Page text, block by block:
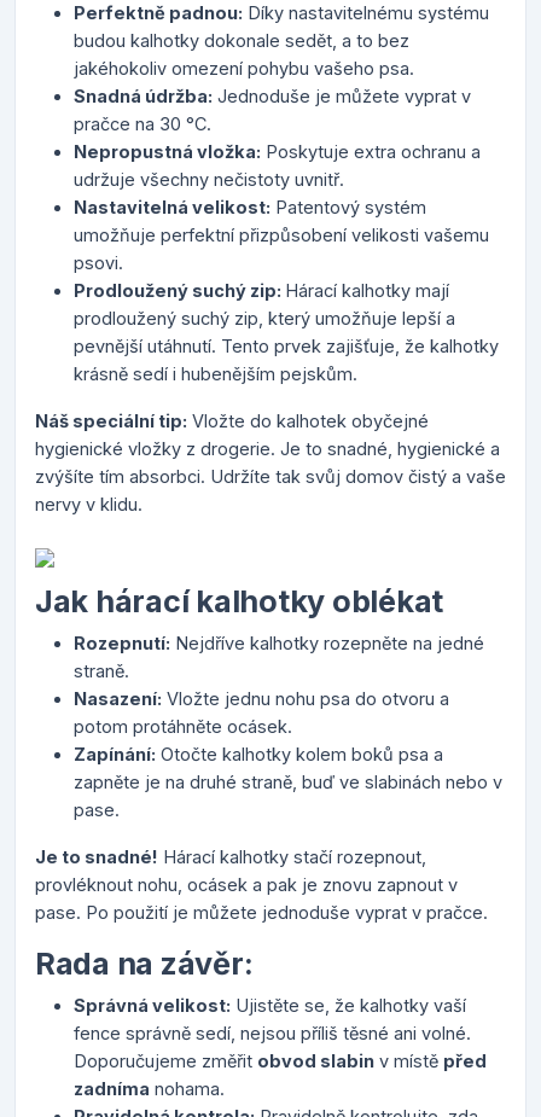
Perfektně padnou: Díky nastavitelnému systému
budou kalhotky dokonale sedět, a to bez
jakéhokoliv omezení pohybu vašeho psa.
Snadná údržba: Jednoduše je můžete vyprat v
pračce na 30 °C.
Nepropustná vložka: Poskytuje extra ochranu a
udržuje všechny nečistoty uvnitř.
Nastavitelná velikost: Patentový systém
umožňuje perfektní přizpůsobení velikosti vašemu
psovi.
Prodloužený suchý zip: Hárací kalhotky mají
prodloužený suchý zip, který umožňuje lepší a
pevnější utáhnutí. Tento prvek zajišťuje, že kalhotky
krásně sedí i hubenějším pejskům.
Náš speciální tip: Vložte do kalhotek obyčejné
hygienické vložky z drogerie. Je to snadné, hygienické a
zvýšíte tím absorbci. Udržíte tak svůj domov čistý a vaše
nervy v klidu.
Jak hárací kalhotky oblékat
Rozepnutí: Nejdříve kalhotky rozepněte na jedné
straně.
Nasazení: Vložte jednu nohu psa do otvoru a
potom protáhněte ocásek.
Zapínání: Otočte kalhotky kolem boků psa a
zapněte je na druhé straně, buď ve slabinách nebo v
pase.
Je to snadné! Hárací kalhotky stačí rozepnout,
provléknout nohu, ocásek a pak je znovu zapnout v
pase. Po použití je můžete jednoduše vyprat v pračce.
Rada na závěr:
Správná velikost: Ujistěte se, že kalhotky vaší
fence správně sedí, nejsou příliš těsné ani volné.
Doporučujeme změřit obvod slabin v místě před
zadníma nohama.